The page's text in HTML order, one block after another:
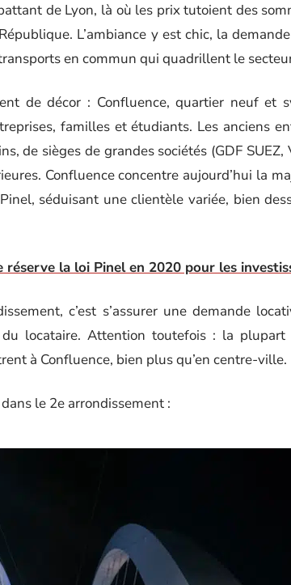
de Lyon, là où les prix tutoient des
L’ambiance y est chic, la
en commun qui quadrillent le
de décor : Confluence, quartier neuf et
familles et étudiants. Les anciens
de sièges de grandes sociétés (GDF SUEZ,
Confluence concentre aujourd’hui la
séduisant une clientèle variée, bien
réserve la loi Pinel en 2020 pour les
c’est s’assurer une demande
locataire. Attention toutefois : la plupart
à Confluence, bien plus qu’en centre-ville.
le 2e arrondissement :